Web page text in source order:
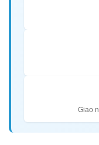
Giao